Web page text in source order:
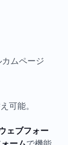
ムページ
可能。
ェブフォー